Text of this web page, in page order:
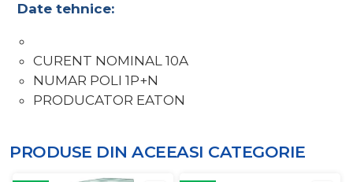
Date tehnice:
CURENT NOMINAL 10A
NUMAR POLI 1P+N
PRODUCATOR EATON
PRODUSE DIN ACEEASI CATEGORIE